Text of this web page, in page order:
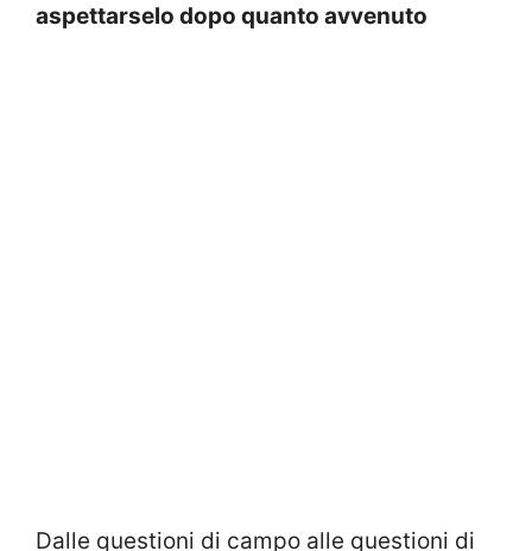
aspettarselo dopo quanto avvenuto
Dalle questioni di campo alle questioni di